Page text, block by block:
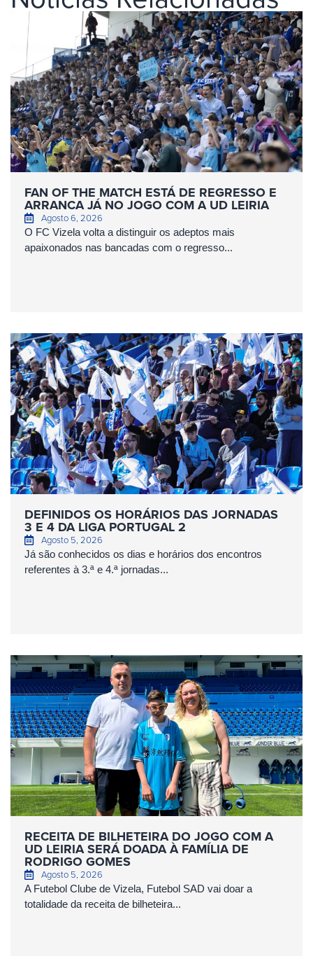
FAN OF THE MATCH ESTÁ DE REGRESSO E
ARRANCA JÁ NO JOGO COM A UD LEIRIA
Agosto 6, 2026
O FC Vizela volta a distinguir os adeptos mais
apaixonados nas bancadas com o regresso...
DEFINIDOS OS HORÁRIOS DAS JORNADAS
3 E 4 DA LIGA PORTUGAL 2
Agosto 5, 2026
Já são conhecidos os dias e horários dos encontros
referentes à 3.ª e 4.ª jornadas...
RECEITA DE BILHETEIRA DO JOGO COM A
UD LEIRIA SERÁ DOADA À FAMÍLIA DE
RODRIGO GOMES
Agosto 5, 2026
A Futebol Clube de Vizela, Futebol SAD vai doar a
totalidade da receita de bilheteira...